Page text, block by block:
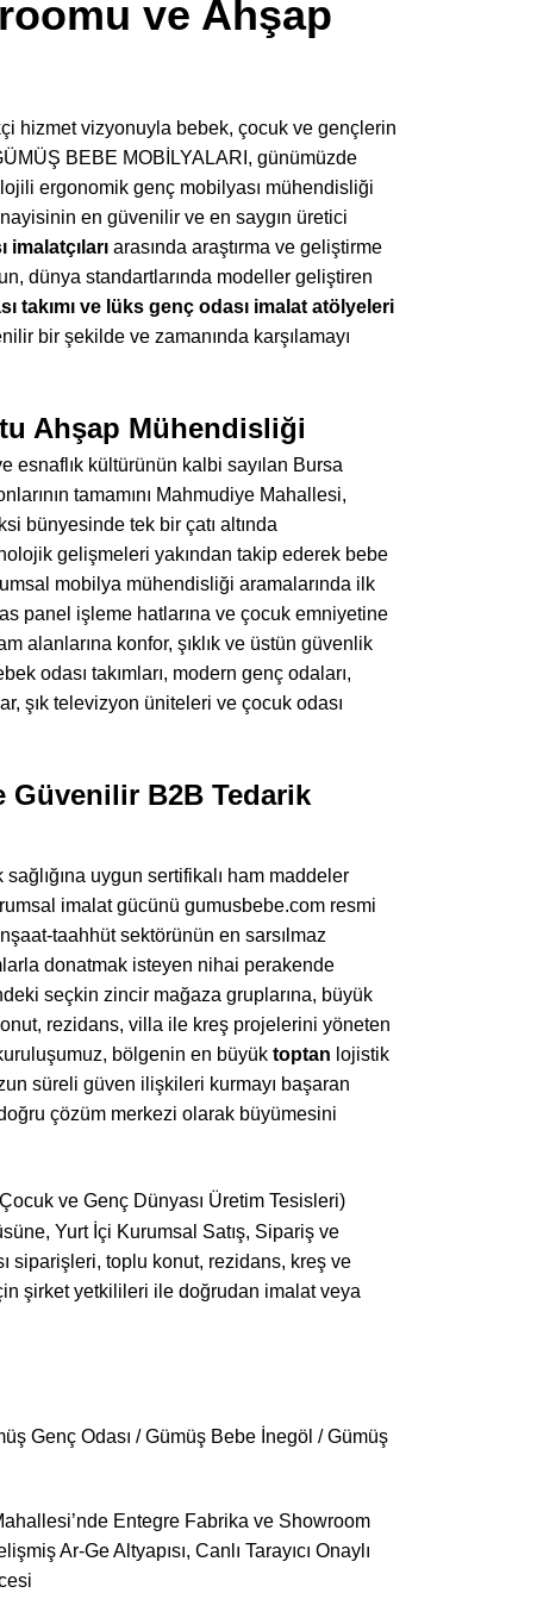
ve Ahşap
hizmet vizyonuyla bebek, çocuk ve gençlerin
BEBE MOBİLYALARI, günümüzde
ergonomik genç mobilyası mühendisliği
en güvenilir ve en saygın üretici
arasında araştırma ve geliştirme
dünya standartlarında modeller geliştiren
takımı ve lüks genç odası imalat atölyeleri
bir şekilde ve zamanında karşılamayı
Ahşap Mühendisliği
esnaflık kültürünün kalbi sayılan Bursa
tamamını Mahmudiye Mahallesi,
bünyesinde tek bir çatı altında
gelişmeleri yakından takip ederek bebe
mobilya mühendisliği aramalarında ilk
panel işleme hatlarına ve çocuk emniyetine
alanlarına konfor, şıklık ve üstün güvenlik
odası takımları, modern genç odaları,
şık televizyon üniteleri ve çocuk odası
Güvenilir B2B Tedarik
uygun sertifikalı ham maddeler
imalat gücünü gumusbebe.com resmi
taahhüt sektörünün en sarsılmaz
donatmak isteyen nihai perakende
seçkin zincir mağaza gruplarına, büyük
rezidans, villa ile kreş projelerini yöneten
bölgenin en büyük toptan lojistik
süreli güven ilişkileri kurmayı başaran
çözüm merkezi olarak büyümesini
ve Genç Dünyası Üretim Tesisleri)
Yurt İçi Kurumsal Satış, Sipariş ve
siparişleri, toplu konut, rezidans, kreş ve
şirket yetkilileri ile doğrudan imalat veya
Genç Odası / Gümüş Bebe İnegöl / Gümüş
Entegre Fabrika ve Showroom
Ar-Ge Altyapısı, Canlı Tarayıcı Onaylı